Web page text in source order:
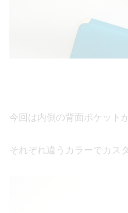
今回は内側の背面ポケット
それぞれ違うカラーでカス